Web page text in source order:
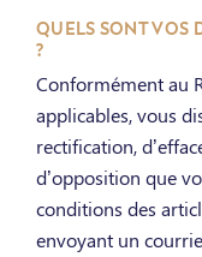
QUELS SONT VOS
?
Conformément au
applicables, vous
rectification,
d’opposition que
conditions des
envoyant un